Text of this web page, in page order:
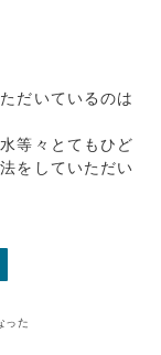
だいているのは
等々とてもひど
をしていただい
った